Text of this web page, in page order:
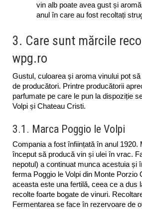
vin alb poate avea gust și
anul în care au fost recoltați
3. Care sunt mărcile
wpg.ro
Gustul, culoarea și aroma vinului pot
de producători. Printre producătorii
parfumate pe care le pun la dispoziție
Volpi și Chateau Cristi.
3.1. Marca Poggio le Volpi
Compania a fost înființată în anul 1920.
început să producă vin și ulei în vrac.
nepotul) a continuat munca acestuia și
ferma Poggio le Volpi din Monte Porzio
aceasta este una fertilă, ceea ce a dus
recolte foarte bogate de vinuri.
Fermentarea se face în rezervoare de